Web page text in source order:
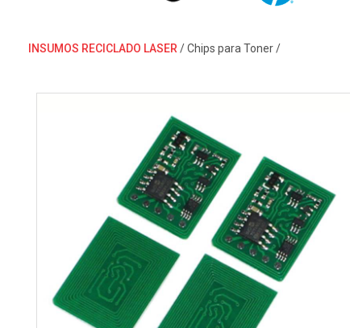
INSUMOS RECICLADO LASER /Chips para Toner/